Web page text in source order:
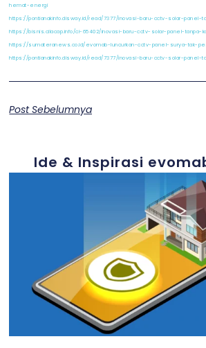
hemat-energi
https://pontianakinfo.disway.id/read/7377/inovasi-baru-cctv-solar-
https://bisnis.cilacap.info/ci-65402/inovasi-baru-cctv-solar-panel-
https://sumateranews.co.id/evomab-luncurkan-cctv-panel-surya-tak-
https://pontianakinfo.disway.id/read/7377/inovasi-baru-cctv-solar-
Post Sebelumnya
Ide & Inspirasi